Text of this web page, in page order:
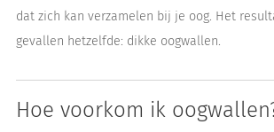
dat zich kan verzamelen bij je oog. Het
gevallen hetzelfde: dikke oogwallen.
Hoe voorkom ik